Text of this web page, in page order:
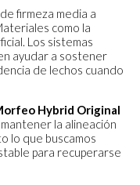
firmeza media a
como la
Los sistemas
ayudar a sostener
de lechos cuando
Hybrid Original
la alineación
lo que buscamos
para recuperarse